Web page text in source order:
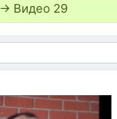
→ Видео 29